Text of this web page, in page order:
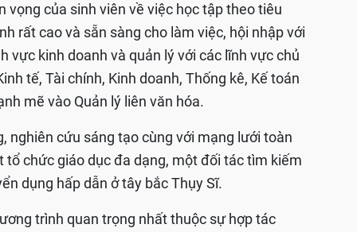
vọng của sinh viên về việc học tập theo tiêu
rất cao và sẵn sàng cho làm việc, hội nhập với
vực kinh doanh và quản lý với các lĩnh vực chủ
tế, Tài chính, Kinh doanh, Thống kê, Kế toán
mẽ vào Quản lý liên văn hóa.
nghiên cứu sáng tạo cùng với mạng lưới toàn
chức giáo dục đa dạng, một đối tác tìm kiếm
dụng hấp dẫn ở tây bắc Thụy Sĩ.
trình quan trọng nhất thuộc sự hợp tác